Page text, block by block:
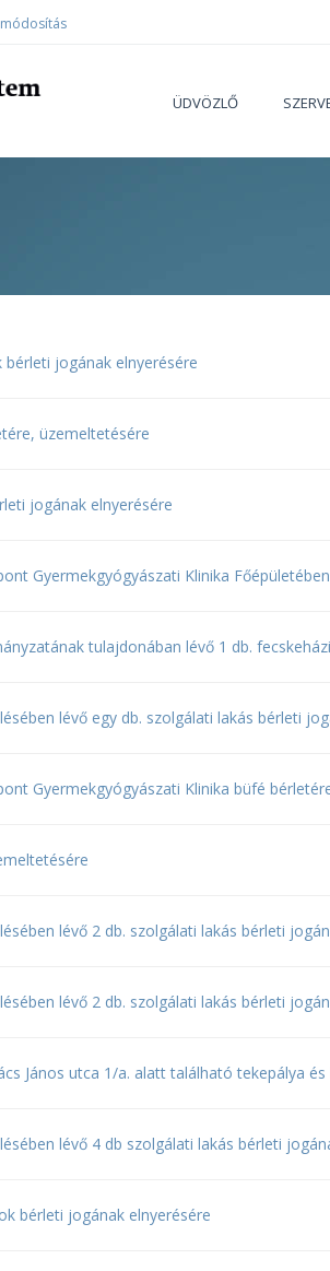
módosítás
ÜDVÖZLŐ
bérleti jogának elnyerésére
üzemeltetésére
jogának elnyerésére
Gyermekgyógyászati Klinika
tulajdonában lévő 1 db.
lévő egy db. szolgálati lakás bérleti
Gyermekgyógyászati Klinika büfé
lévő 2 db. szolgálati lakás bérleti
lévő 2 db. szolgálati lakás bérleti
János utca 1/a. alatt található tekepálya
lévő 4 db szolgálati lakás bérleti
bérleti jogának elnyerésére